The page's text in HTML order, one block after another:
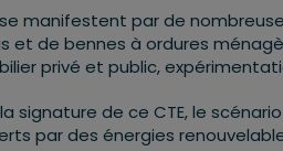
manifestent par de
et de bennes à ordures
privé et public,
signature de ce CTE, le
par des énergies